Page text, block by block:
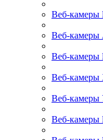
Веб-камеры
Веб-камеры
Веб-камеры
Веб-
Веб-камеры
Веб-камеры